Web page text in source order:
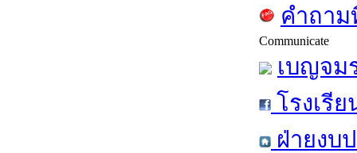
คำถา
Communicate
เบญจม
โรงเรี
ฝ่ายงบ